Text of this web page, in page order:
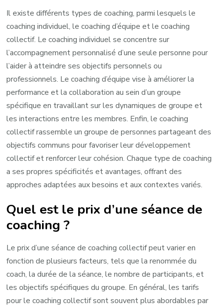
Il existe différents types de coaching, parmi lesquels le
coaching individuel, le coaching d’équipe et le coaching
collectif. Le coaching individuel se concentre sur
l’accompagnement personnalisé d’une seule personne pour
l’aider à atteindre ses objectifs personnels ou
professionnels. Le coaching d’équipe vise à améliorer la
performance et la collaboration au sein d’un groupe
spécifique en travaillant sur les dynamiques de groupe et
les interactions entre les membres. Enfin, le coaching
collectif rassemble un groupe de personnes partageant des
objectifs communs pour favoriser leur développement
collectif et renforcer leur cohésion. Chaque type de coaching
a ses propres spécificités et avantages, offrant des
approches adaptées aux besoins et aux contextes variés.
Quel est le prix d’une séance de
coaching ?
Le prix d’une séance de coaching collectif peut varier en
fonction de plusieurs facteurs, tels que la renommée du
coach, la durée de la séance, le nombre de participants, et
les objectifs spécifiques du groupe. En général, les tarifs
pour le coaching collectif sont souvent plus abordables par